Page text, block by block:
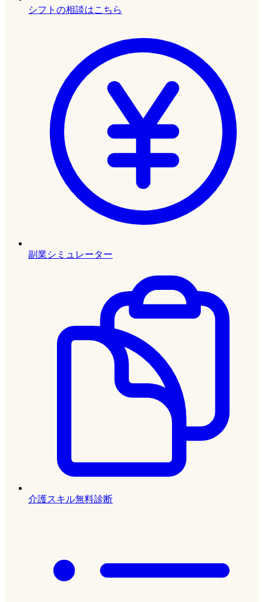
シフトの相談はこちら
副業シミュレーター
介護スキル無料診断